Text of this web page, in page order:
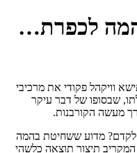
לכפרת…
וויקהל פקודי את מרכיבי
שבסופו של דבר עיקר
מעשה הקורבנות.
מדוע ששחיטת בהמה
תיצור תוצאה כלשהי